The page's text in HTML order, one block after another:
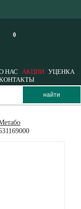
0
НАС АКЦИИ УЦЕНКА